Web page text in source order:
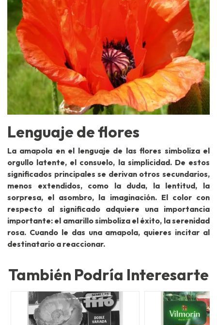
Lenguaje de flores
La amapola en el lenguaje de las flores simboliza el
orgullo latente, el consuelo, la simplicidad. De estos
significados principales se derivan otros secundarios,
menos extendidos, como la duda, la lentitud, la
sorpresa, el asombro, la imaginación. El color con
respecto al significado adquiere una importancia
importante: el amarillo simboliza el éxito, la serenidad
rosa. Cuando le das una amapola, quieres incitar al
destinatario a reaccionar.
También Podría Interesarte